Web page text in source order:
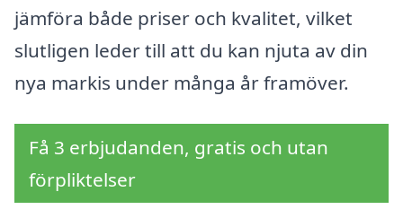
jämföra både priser och kvalitet, vilket
slutligen leder till att du kan njuta av din
nya markis under många år framöver.
Få 3 erbjudanden, gratis och utan
förpliktelser